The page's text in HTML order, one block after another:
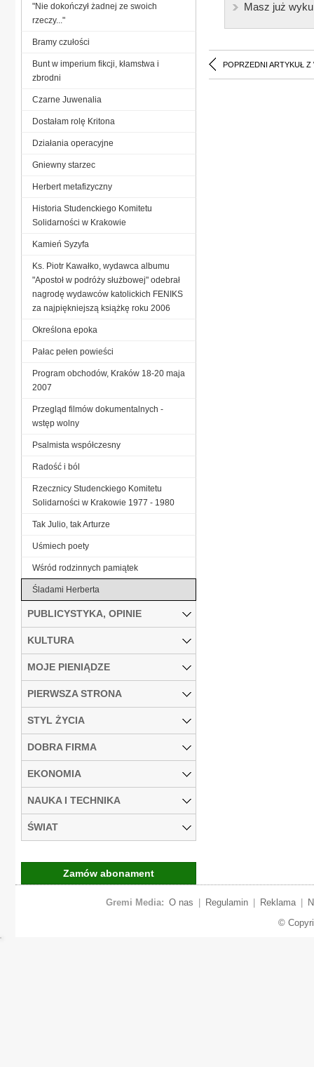
Masz już
POPRZEDNI ARTYKUŁ Z
"Nie dokończył żadnej ze swoich
rzeczy..."
Bramy czułości
Bunt w imperium fikcji, kłamstwa i
zbrodni
Czarne Juwenalia
Dostałam rolę Kritona
Działania operacyjne
Gniewny starzec
Herbert metafizyczny
Historia Studenckiego Komitetu
Solidarności w Krakowie
Kamień Syzyfa
Ks. Piotr Kawałko, wydawca albumu
"Apostoł w podróży służbowej" odebrał
nagrodę wydawców katolickich FENIKS
za najpiękniejszą książkę roku 2006
Określona epoka
Pałac pełen powieści
Program obchodów, Kraków 18-20 maja
2007
Przegląd filmów dokumentalnych -
wstęp wolny
Psalmista współczesny
Radość i ból
Rzecznicy Studenckiego Komitetu
Solidarności w Krakowie 1977 - 1980
Tak Julio‚ tak Arturze
Uśmiech poety
Wśród rodzinnych pamiątek
Śladami Herberta
PUBLICYSTYKA, OPINIE
KULTURA
MOJE PIENIĄDZE
PIERWSZA STRONA
STYL ŻYCIA
DOBRA FIRMA
EKONOMIA
NAUKA I TECHNIKA
ŚWIAT
Zamów abonament
Gremi Media: O nas Regulamin Reklama
©